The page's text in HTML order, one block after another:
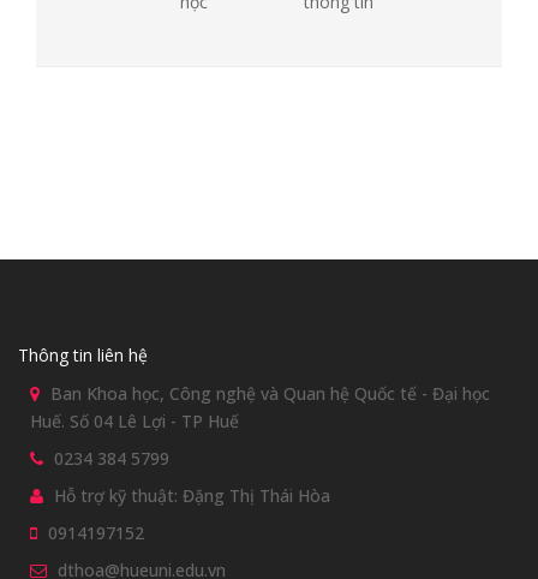
Thông tin liên hệ
Ban Khoa học, Công nghệ và Quan hệ Quốc tế - Đại học
Huế. Số 04 Lê Lợi - TP Huế
0234 384 5799
Hỗ trợ kỹ thuật: Đặng Thị Thái Hòa
0914197152
dthoa@hueuni.edu.vn